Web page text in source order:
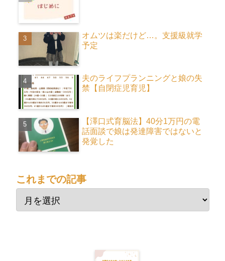
オムツは楽だけど…。支援級就学
予定
夫のライフプランニングと娘の失
禁【自閉症児育児】
【澤口式育脳法】40分1万円の電
話面談で娘は発達障害ではないと
発覚した
これまでの記事